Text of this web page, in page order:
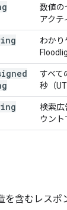
数値の
アクテ
わかり
すべて
秒（
検索広
ウント
含むレスポ